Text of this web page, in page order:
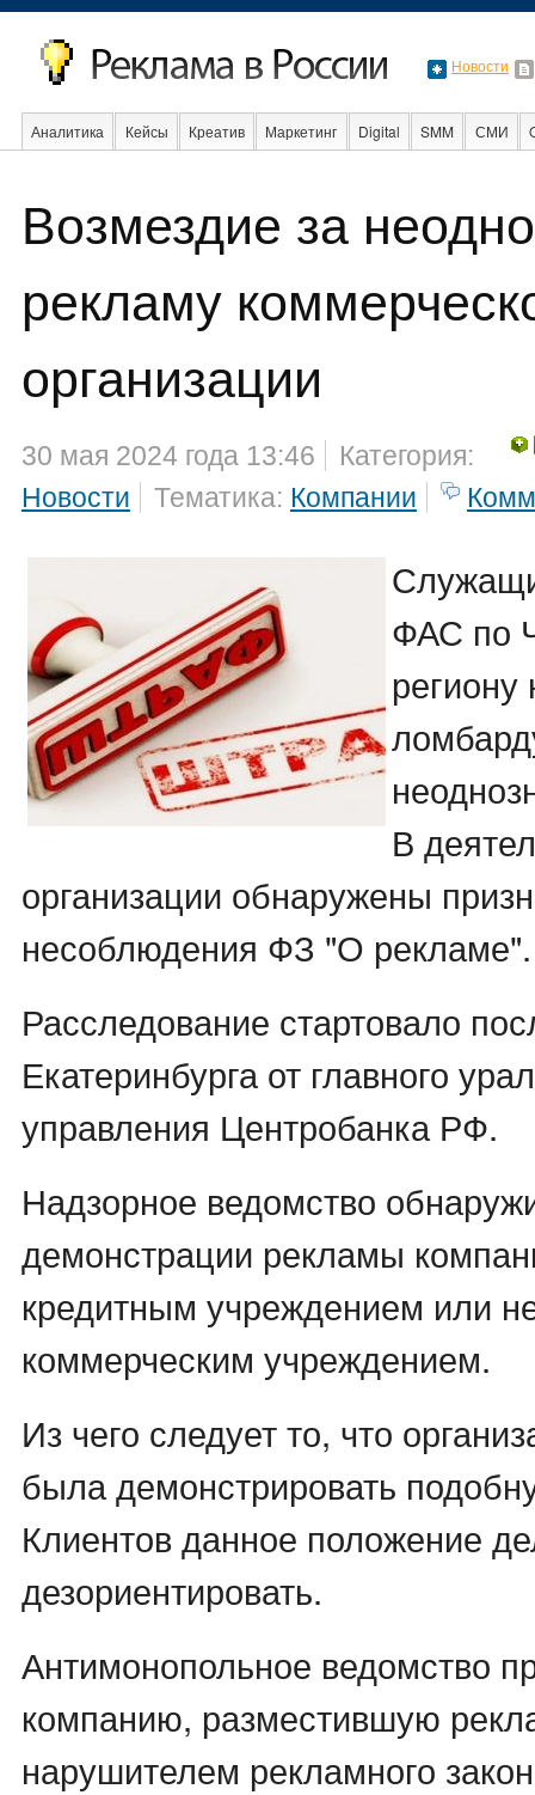
Новости
Аналитика Кейсы Креатив Маркетинг Digital SMM СМИ
Образование
Возмездие за
рекламу
организации
30 мая 2024 года 13:46
Категория:
Новости
Тематика: Компании
ФАС по
В
организации обнаружены
несоблюдения ФЗ "О рекламе".
Расследование стартовало
Екатеринбурга от главного
управления Центробанка РФ.
Надзорное ведомство
демонстрации рекламы
кредитным учреждением или
коммерческим учреждением.
Из чего следует то, что
была демонстрировать
Клиентов данное положение
дезориентировать.
Антимонопольное ведомство
компанию, разместившую
нарушителем рекламного